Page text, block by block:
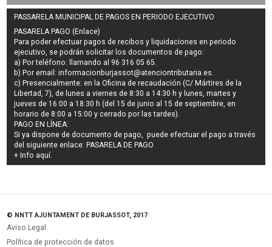
PASSARELA MUNICIPAL DE PAGOS EN PERIODO EJECUTIVO
PASARELA PAGO (Enlace)
Para poder efectuar pagos derecibos y liquidaciones en periodo
ejecutivo , se podrán solicitar los documentos de pago:
a) Por teléfono: llamando al 96 316 05 65.
b) Por email:informacionburjassot@atenciontributaria.es
c) Presencialmente: en la Oficina de recaudación (C/ Mártires de la
Libertad, 7), de lunes a viernes de 8:30 a 14:30 h y lunes, martes y
jueves de 16:00 a 18:30 h (del 15 de junio al 15 de septiembre, en
horario de 8:00 a 15:00 y cerrado por las tardes).
PAGO EN LÍNEA:
Si ya dispone de documento de pago, puede efectuar el pago a través
del siguiente enlace:PASARELA DE PAGO
+ Info aquí
© NNTT AJUNTAMENT DE BURJASSOT, 2017
Aviso Legal
Política de protección de datos